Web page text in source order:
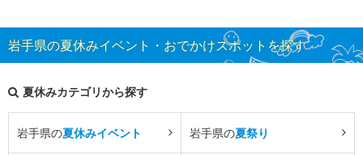
岩手県の夏休みイベント・おでかけスポットを探す
夏休みカテゴリから探す
岩手県の夏休みイベント 岩手県の夏祭り